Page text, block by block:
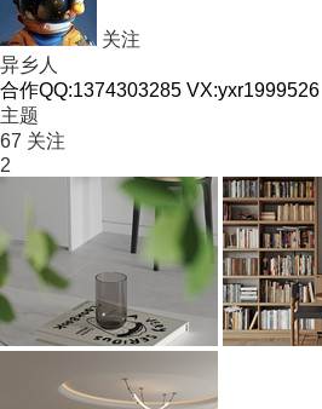
关注
异乡人
合作QQ:1374303285 VX:yxr1999526
主题
67 关注
2